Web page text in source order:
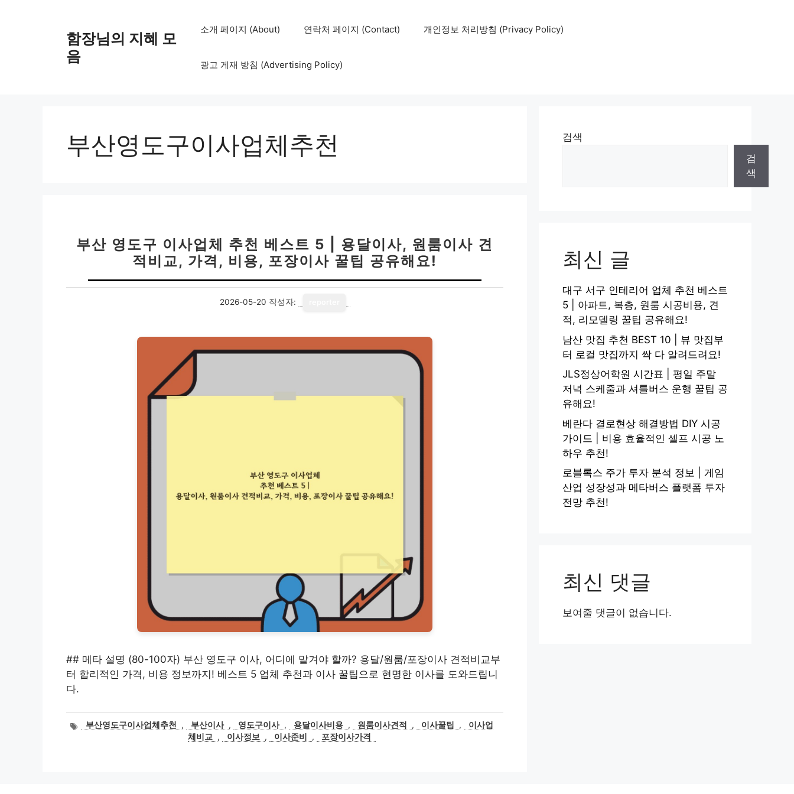
함장님의 지혜 모
음
소개 페이지 (About) 연락처 페이지 (Contact) 개인정보 처리방침 (Privacy Policy)
광고 게재 방침 (Advertising Policy)
부산영도구이사업체추천
부산 영도구 이사업체 추천 베스트 5 | 용달이사, 원룸이사 견
적비교, 가격, 비용, 포장이사 꿀팁 공유해요!
2026-05-20 작성자:
## 메타 설명 (80-100자) 부산 영도구 이사, 어디에 맡겨야 할까? 용달/원룸/포장이사 견적비교부
터 합리적인 가격, 비용 정보까지! 베스트 5 업체 추천과 이사 꿀팁으로 현명한 이사를 도와드립니
다.
태부산영도구이사업체추천 , 부산이사 , 영도구이사 , 용달이사비용 , 원룸이사견적 , 이사꿀팁 ,
이사업
체비교
, 이사정보 , 이사준비 , 포장이사가격
검색
검
색
최신 글
대구 서구 인테리어 업체 추천 베스트
5 | 아파트, 복층, 원룸 시공비용, 견
적, 리모델링 꿀팁 공유해요!
남산 맛집 추천 BEST 10 | 뷰 맛집부
터 로컬 맛집까지 싹 다 알려드려요!
JLS정상어학원 시간표 | 평일 주말
저녁 스케줄과 셔틀버스 운행 꿀팁 공
유해요!
베란다 결로현상 해결방법 DIY 시공
가이드 | 비용 효율적인 셀프 시공 노
하우 추천!
로블록스 주가 투자 분석 정보 | 게임
산업 성장성과 메타버스 플랫폼 투자
전망 추천!
최신 댓글
보여줄 댓글이 없습니다.